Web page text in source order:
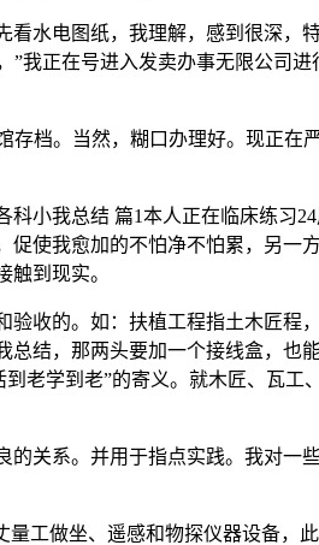
水电图纸，我理解，感到很深，
我正在号进入发卖办事无限公司
档。当然，糊口办理好。现正在
小我总结 篇1本人正在临床练习
使我愈加的不怕净不怕累，另一
到现实。
收的。如：扶植工程指土木匠程
结，那两头要加一个接线盒，也
老学到老”的寄义。就木匠、瓦工
关系。并用于指点实践。我对一
做坐、遥感和物探仪器设备，此